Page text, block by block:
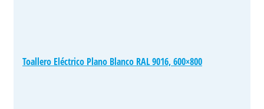
Toallero Eléctrico Plano Blanco RAL 9016, 600×800